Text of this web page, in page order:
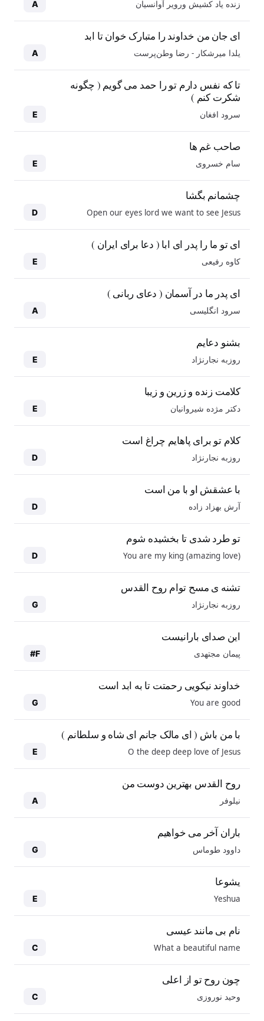
زنده یاد کشیش ورویر آوانسیان A
ای جان من خداوند را متبارک خوان تا ابد
یلدا میرشکار - رضا وطن‌پرست A
تا که نفس دارم تو را حمد می گویم ( چگونه
شکرت کنم )
سرود افغان E
صاحب غم ها
سام خسروی E
چشمانم بگشا
Open our eyes lord we want to see Jesus
D
ای تو ما را پدر ای ابا ( دعا برای ایران )
کاوه رفیعی E
ای پدر ما در آسمان ( دعای ربانی )
سرود انگلیسی A
بشنو دعایم
روزبه نجارنژاد E
کلامت زنده و زرین و زیبا
دکتر مژده شیروانیان E
کلام تو برای پاهایم چراغ است
روزبه نجارنژاد D
با عشقش او با من است
آرش بهزاد زاده D
تو طرد شدی تا بخشیده شوم
You are my king (amazing love)
D
تشنه ی مسح توام روح القدس
روزبه نجارنژاد G
این صدای بارانیست
پیمان مجتهدی F#
خداوند نیکویی رحمتت تا به ابد است
You are good
G
با من باش ( ای مالک جانم ای شاه و سلطانم )
O the deep deep love of Jesus
E
روح القدس بهترین دوست من
نیلوفر A
باران آخر می خواهیم
داوود طوماس G
یشوعا
Yeshua
E
نام بی مانند عیسی
What a beautiful name
C
چون روح تو از اعلی
وحید نوروزی C